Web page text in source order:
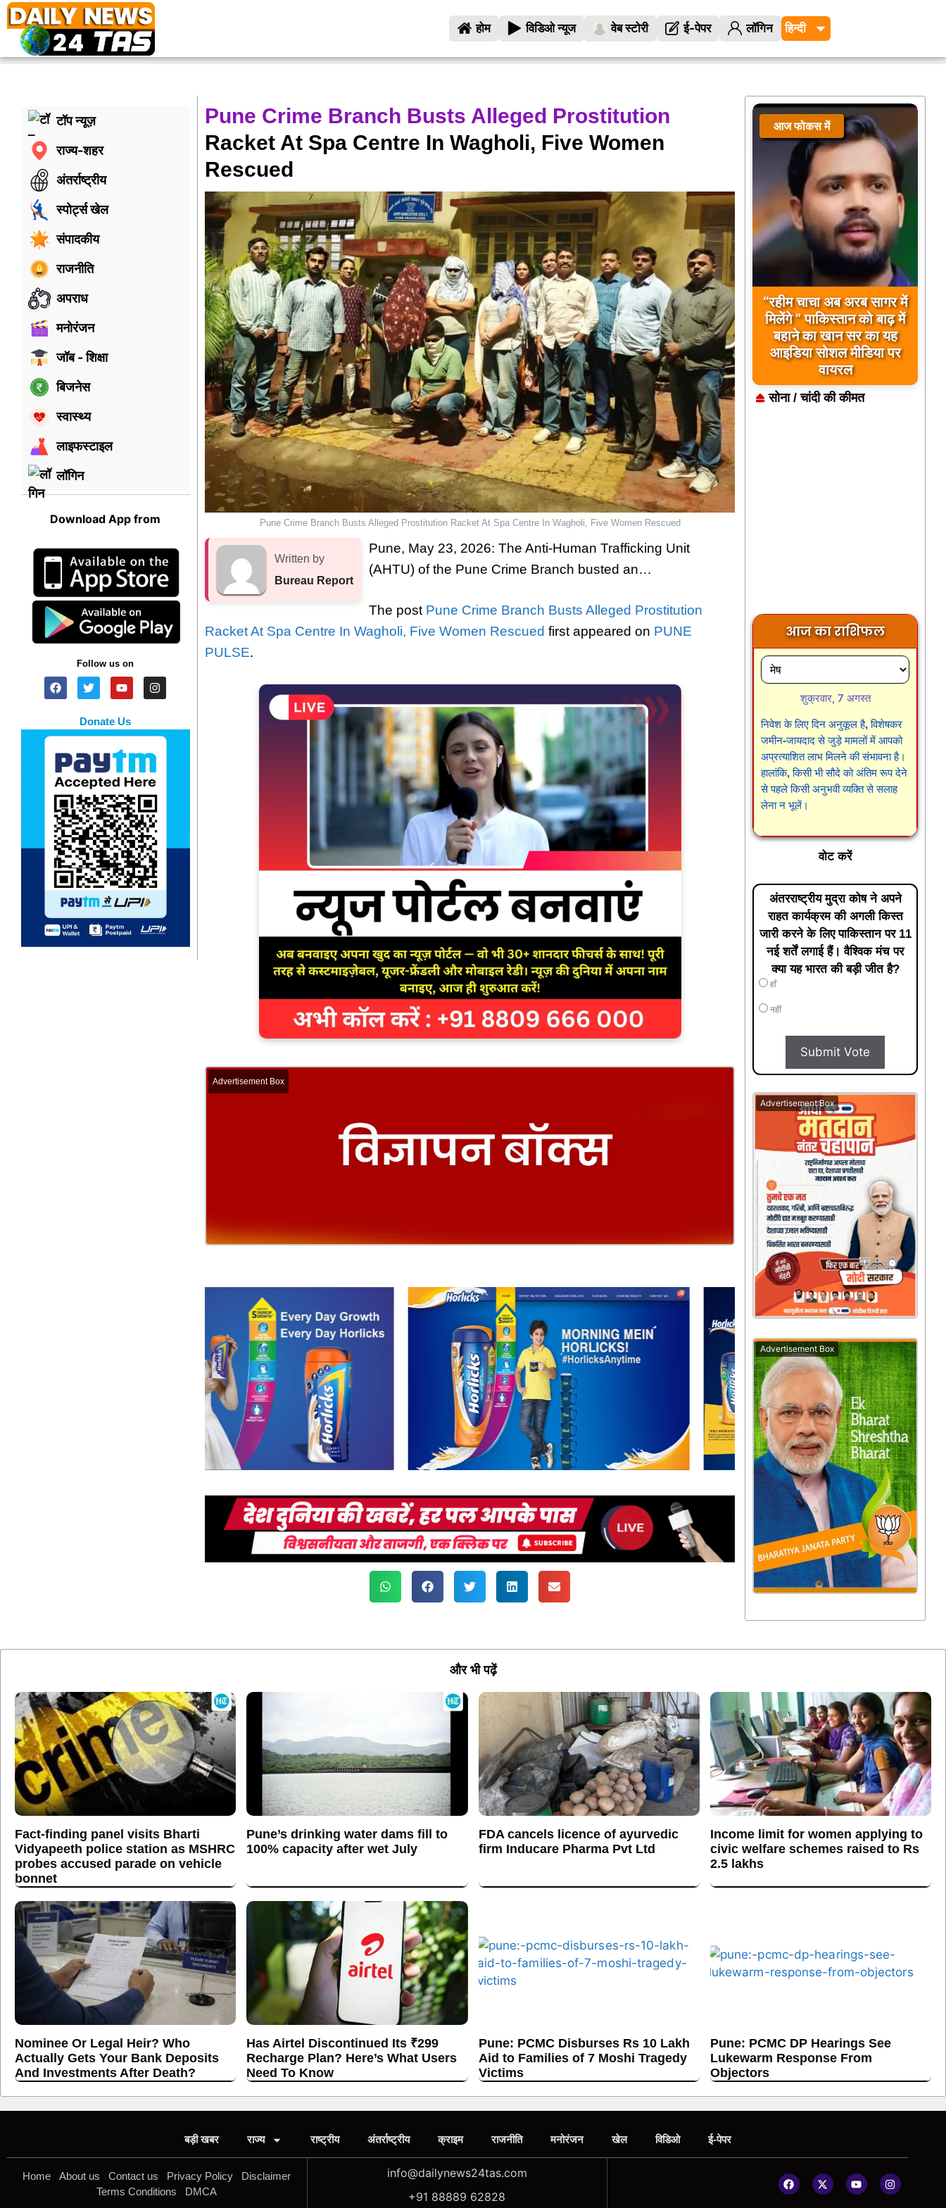
होम विडिओ न्यूज वेब स्टोरी ई-पेपर लॉगिन
टॉप न्यूज़
राज्य-शहर
अंतर्राष्ट्रीय
स्पोर्ट्स खेल
संपादकीय
राजनीति
अपराध
मनोरंजन
जॉब - शिक्षा
बिजनेस
स्वास्थ्य
लाइफस्टाइल
लॉगिन
Download App from
Follow us on
Donate Us
Pune Crime Branch Busts Alleged Prostitution
Racket At Spa Centre In Wagholi, Five Women
Rescued
Pune Crime Branch Busts Alleged Prostitution Racket At Spa Centre In Wagholi, Five Women Rescued
Written by
Bureau Report
Pune, May 23, 2026: The Anti-Human Trafficking Unit
(AHTU) of the Pune Crime Branch busted an…
The post Pune Crime Branch Busts Alleged Prostitution
Racket At Spa Centre In Wagholi, Five Women Rescued first appeared on PUNE
PULSE.
Advertisement Box
आज फोकस में
“रहीम चाचा अब अरब सागर में
मिलेंगे ” पाकिस्तान को बाढ़ में
बहाने का खान सर का यह
आइडिया सोशल मीडिया पर
वायरल
सोना / चांदी की कीमत
आज का राशिफल
शुक्रवार, 7 अगस्त
निवेश के लिए दिन अनुकूल है, विशेषकर
जमीन-जायदाद से जुड़े मामलों में आपको
अप्रत्याशित लाभ मिलने की संभावना है।
हालांकि, किसी भी सौदे को अंतिम रूप देने
से पहले किसी अनुभवी व्यक्ति से सलाह
लेना न भूलें।
वोट करें
अंतरराष्ट्रीय मुद्रा कोष ने अपने
राहत कार्यक्रम की अगली किस्त
जारी करने के लिए पाकिस्तान पर 11
नई शर्तें लगाई हैं। वैश्विक मंच पर
क्या यह भारत की बड़ी जीत है?
हाँ
नहीं
Submit Vote
Advertisement Box
Advertisement Box
और भी पढ़ें
Fact-finding panel visits Bharti
Vidyapeeth police station as MSHRC
probes accused parade on vehicle
bonnet
Pune’s drinking water dams fill to
100% capacity after wet July
FDA cancels licence of ayurvedic
firm Inducare Pharma Pvt Ltd
Income limit for women applying to
civic welfare schemes raised to Rs
2.5 lakhs
Nominee Or Legal Heir? Who
Actually Gets Your Bank Deposits
And Investments After Death?
Has Airtel Discontinued Its ₹299
Recharge Plan? Here’s What Users
Need To Know
Pune: PCMC Disburses Rs 10 Lakh
Aid to Families of 7 Moshi Tragedy
Victims
Pune: PCMC DP Hearings See
Lukewarm Response From
Objectors
बड़ी खबर राज्य राष्ट्रीय अंतर्राष्ट्रीय क्राइम राजनीति मनोरंजन खेल विडिओ ई-पेपर
Home About us Contact us Privacy Policy
Disclaimer
Terms Conditions
DMCA
info@dailynews24tas.com
+91 88889 62828